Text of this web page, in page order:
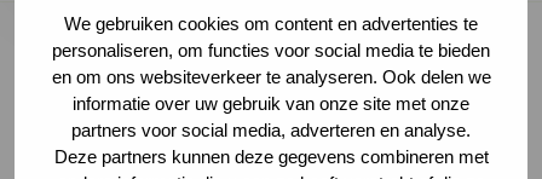
We gebruiken cookies om content en advertenties te
personaliseren, om functies voor social media te bieden
en om ons websiteverkeer te analyseren. Ook delen we
informatie over uw gebruik van onze site met onze
partners voor social media, adverteren en analyse.
Deze partners kunnen deze gegevens combineren met
Afgelopen maart nam Stefan Bos namens
Spierziekten Nederland deel aan het 4e
Internationale Wetenschappelijke SMA Congres